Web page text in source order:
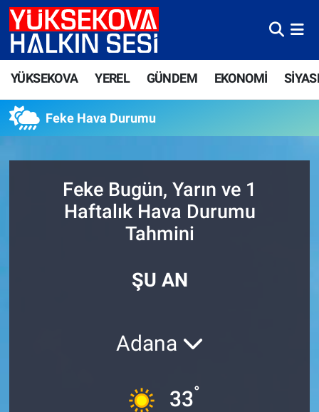
YÜKSEKOVA YEREL GÜNDEM EKONOMİ
Feke Hava Durumu
Feke Bugün, Yarın ve 1
Haftalık Hava Durumu
Tahmini
ŞU AN
Adana
33°
Yüksekova Nöbetçi Eczaneler
Yüksekova Trafik Yoğunluk Haritası
Süper Lig Puan Durumu ve Fikstür
Tüm Manşetler
Son Dakika Haberleri